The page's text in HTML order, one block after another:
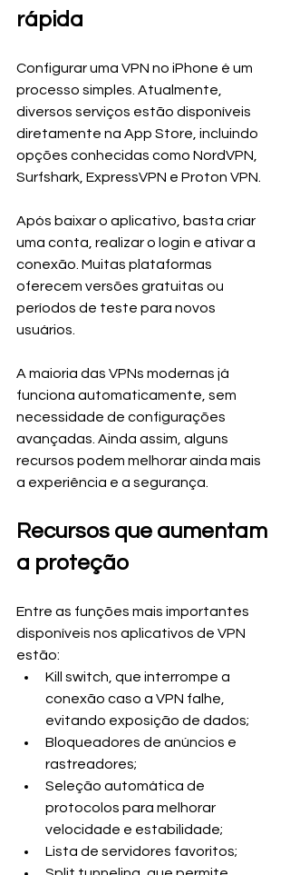
rápida
Configurar uma VPN no iPhone é um
processo simples. Atualmente,
diversos serviços estão disponíveis
diretamente na App Store, incluindo
opções conhecidas como NordVPN,
Surfshark, ExpressVPN e Proton VPN.
Após baixar o aplicativo, basta criar
uma conta, realizar o login e ativar a
conexão. Muitas plataformas
oferecem versões gratuitas ou
períodos de teste para novos
usuários.
A maioria das VPNs modernas já
funciona automaticamente, sem
necessidade de configurações
avançadas. Ainda assim, alguns
recursos podem melhorar ainda mais
a experiência e a segurança.
Recursos que aumentam
a proteção
Entre as funções mais importantes
disponíveis nos aplicativos de VPN
estão:
Kill switch, que interrompe a
conexão caso a VPN falhe,
evitando exposição de dados;
Bloqueadores de anúncios e
rastreadores;
Seleção automática de
protocolos para melhorar
velocidade e estabilidade;
Lista de servidores favoritos;